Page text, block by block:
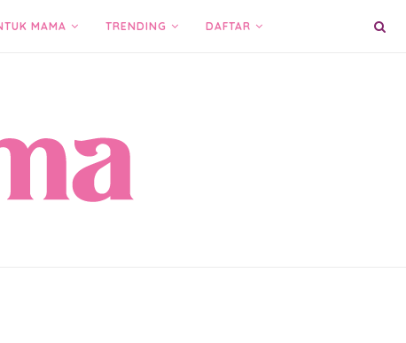
MAMA TRENDING DAFTAR